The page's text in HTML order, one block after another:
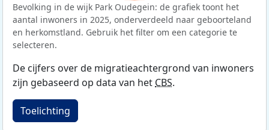
Bevolking in de wijk Park Oudegein: de grafiek toont het
aantal inwoners in 2025, onderverdeeld naar geboorteland
en herkomstland. Gebruik het filter om een categorie te
selecteren.
De cijfers over de migratieachtergrond van inwoners
zijn gebaseerd op data van het CBS.
Toelichting